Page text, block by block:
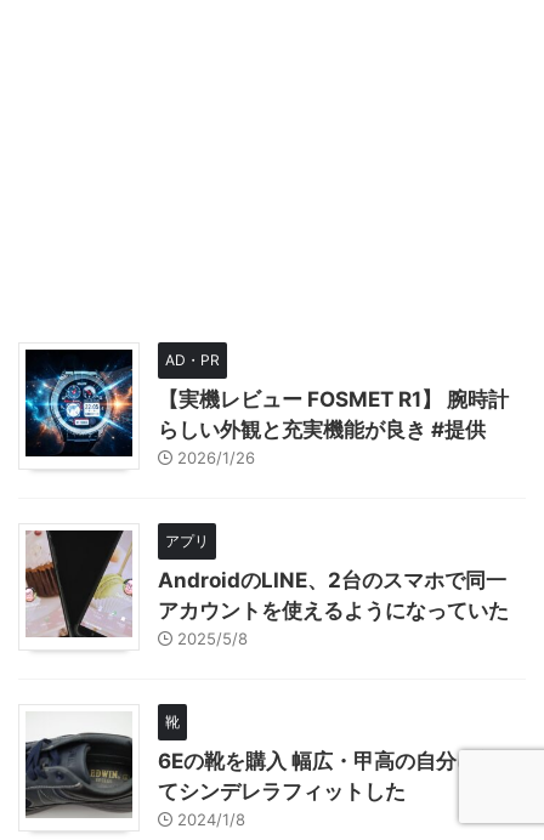
AD・PR
【実機レビュー FOSMET R1】 腕時計
らしい外観と充実機能が良き #提供
2026/1/26
アプリ
AndroidのLINE、2台のスマホで同一
アカウントを使えるようになっていた
2025/5/8
靴
6Eの靴を購入 幅広・甲高の自分に初め
てシンデレラフィットした
2024/1/8